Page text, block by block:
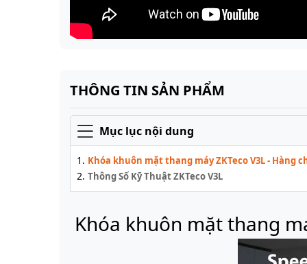
THÔNG TIN SẢN PHẨM
Mục lục nội dung
Khóa khuôn mặt thang máy ZKTeco V3L - Hàng
Thông Số Kỹ Thuật ZKTeco V3L
Khóa khuôn mặt thang